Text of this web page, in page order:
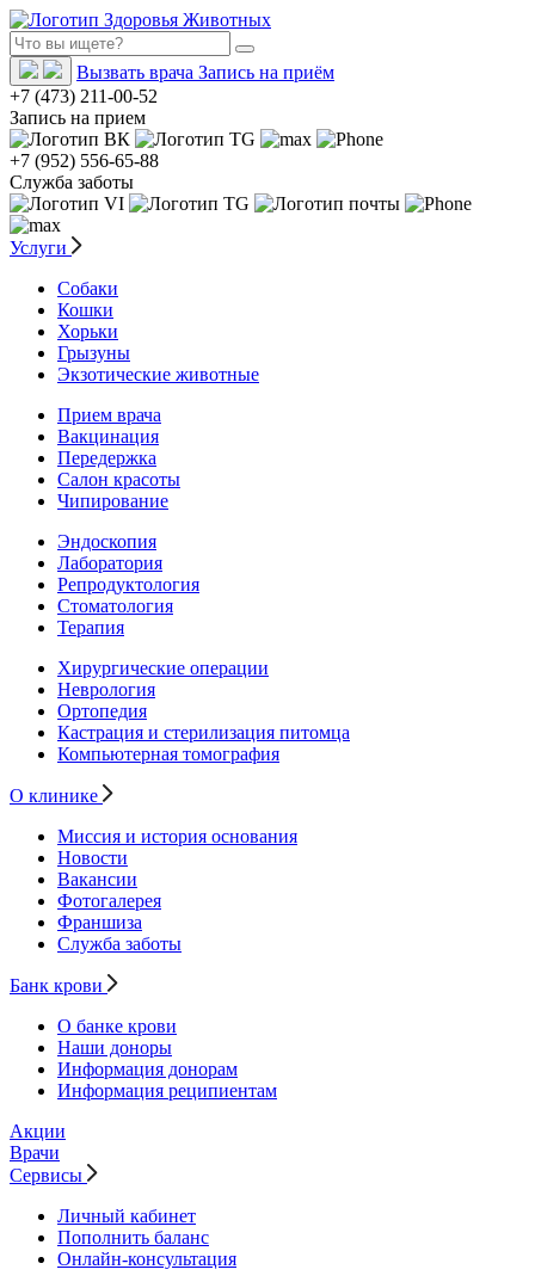
Вызвать врача Запись на приём
+7 (473) 211-00-52
Запись на прием
+7 (952) 556-65-88
Служба заботы
Услуги
Собаки
Кошки
Хорьки
Грызуны
Экзотические животные
Прием врача
Вакцинация
Передержка
Салон красоты
Чипирование
Эндоскопия
Лаборатория
Репродуктология
Стоматология
Терапия
Хирургические операции
Неврология
Ортопедия
Кастрация и стерилизация питомца
Компьютерная томография
О клинике
Миссия и история основания
Новости
Вакансии
Фотогалерея
Франшиза
Служба заботы
Банк крови
О банке крови
Наши доноры
Информация донорам
Информация реципиентам
Акции
Врачи
Сервисы
Личный кабинет
Пополнить баланс
Онлайн-консультация